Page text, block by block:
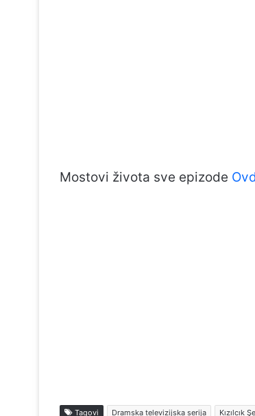
Mostovi života sve epizode
Tagovi Dramska televizijska serija Kızılcık